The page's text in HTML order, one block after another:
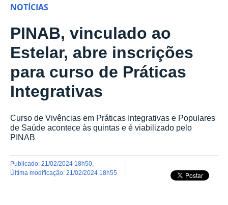
NOTÍCIAS
PINAB, vinculado ao
Estelar, abre inscrições
para curso de Práticas
Integrativas
Curso de Vivências em Práticas Integrativas e Populares
de Saúde acontece às quintas e é viabilizado pelo
PINAB
publicado: 21/02/2024 18h50
última modificação: 21/02/2024 18h55